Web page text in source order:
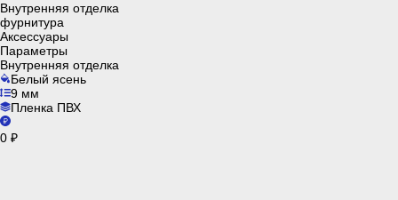
Внутренняя отделка
фурнитура
Аксессуары
Параметры
Внутренняя отделка
Белый ясень
9 мм
Пленка ПВХ
0 ₽